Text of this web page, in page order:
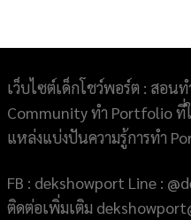
เว็บไซต์เด็กโชว์พอร์ต : สอน
Community ทำ Portfolio
แหล่งแบ่งปันความรู้การทำ
FB : dekshowport Line :
ติดต่อเพิ่มเติม